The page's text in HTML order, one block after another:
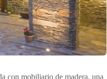
con mobiliario de madera, una